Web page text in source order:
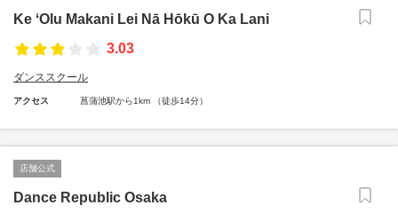
Ke ʻOlu Makani Lei Nā Hōkū O Ka Lani
3.03
ダンススクール
アクセス 菖蒲池駅から1km （徒歩14分）
店舗公式
Dance Republic Osaka